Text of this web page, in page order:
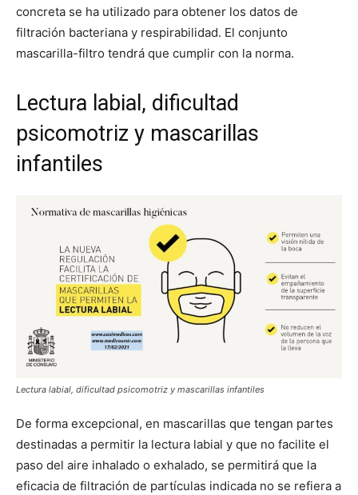
concreta se ha utilizado para obtener los datos de
filtración bacteriana y respirabilidad. El conjunto
mascarilla-filtro tendrá que cumplir con la norma.
Lectura labial, dificultad
psicomotriz y mascarillas
infantiles
Lectura labial, dificultad psicomotriz y mascarillas infantiles
De forma excepcional, en mascarillas que tengan partes
destinadas a permitir la lectura labial y que no facilite el
paso del aire inhalado o exhalado, se permitirá que la
eficacia de filtración de partículas indicada no se refiera a